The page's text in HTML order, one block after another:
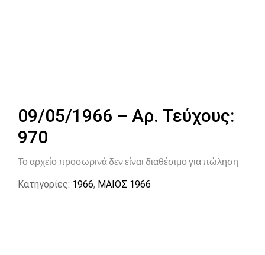
09/05/1966 – Αρ. Τεύχους:
970
Το αρχείο προσωρινά δεν είναι διαθέσιμο για πώληση
Κατηγορίες: 1966, ΜΑΙΟΣ 1966